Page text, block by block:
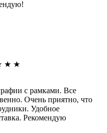
★ ★
с рамками. Все
Очень приятно, что
Удобное
Рекомендую